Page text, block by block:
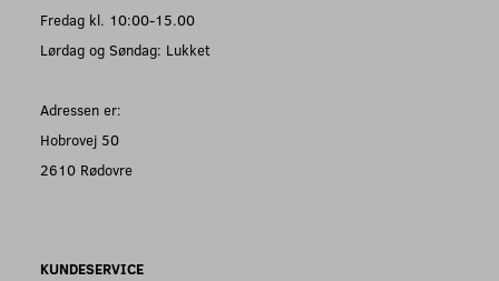
Fredag kl. 10:00-15.00
Lørdag og Søndag: Lukket
Adressen er:
Hobrovej 50
2610 Rødovre
KUNDESERVICE